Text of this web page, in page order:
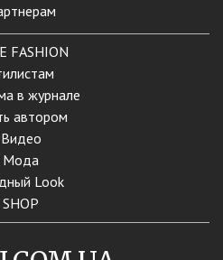
FASHION
в журнале
автором
Видео
Мода
Look
SHOP